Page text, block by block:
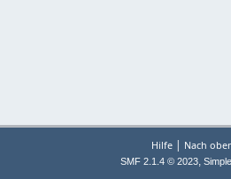
Hilfe| Nach
SMF 2.1.4 © 2023,